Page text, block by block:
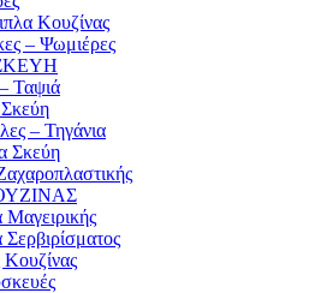
Κουζίνας
– Ψωμιέρες
Ταψιά
– Τηγάνια
Σκεύη
Μαγειρικής
Σερβιρίσματος
Κουζίνας